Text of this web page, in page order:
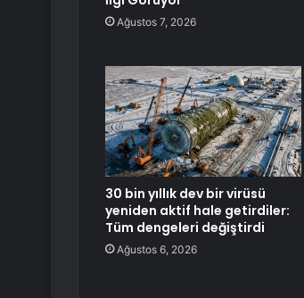
Ağustos 7, 2026
30 bin yıllık dev bir virüsü
yeniden aktif hale getirdiler:
Tüm dengeleri değiştirdi
Ağustos 6, 2026